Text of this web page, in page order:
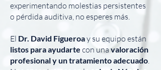
experimentando molestias persistentes
o pérdida auditiva, no esperes más.
El Dr. David Figueroay su equipo están
listos para ayudarte con unavaloración
profesional y un tratamiento adecuado.